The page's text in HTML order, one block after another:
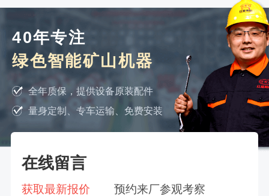
40年专注
绿色智能矿山机器
全年质保，提供设备原装配件
量身定制、专车运输、免费安装
在线留言
获取最新报价 预约来厂参观考察